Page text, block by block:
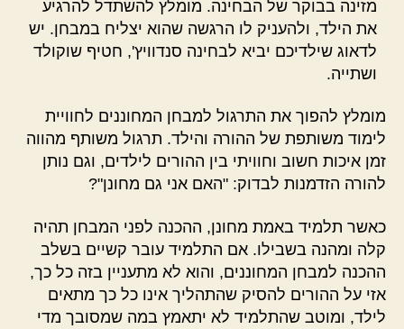
מזינה בבוקר של הבחינה. מומלץ להשתדל להרגיע
את הילד, ולהעניק לו הרגשה שהוא יצליח במבחן. יש
לדאוג שילדיכם יביא לבחינה סנדוויץ', חטיף שוקולד
ושתייה.
מומלץ להפוך את התרגול למבחן המחוננים לחוויית
לימוד משותפת של ההורה והילד. תרגול משותף מהווה
זמן איכות חשוב וחוויתי בין ההורים לילדים, וגם נותן
להורה הזדמנות לבדוק: "האם אני גם מחונן"?
כאשר תלמיד באמת מחונן, ההכנה לפני המבחן תהיה
קלה ומהנה בשבילו. אם התלמיד עובר קשיים בשלב
ההכנה למבחן המחוננים, והוא לא מתעניין בזה כל כך,
אזי על ההורים להסיק שהתהליך אינו כל כך מתאים
לילד, ומוטב שהתלמיד לא יתאמץ במה שמסובך מדי